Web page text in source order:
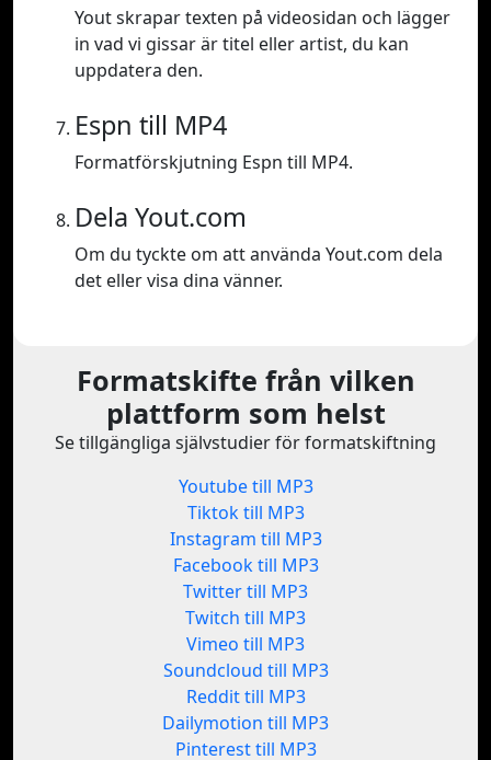
Yout skrapar texten på videosidan och lägger
in vad vi gissar är titel eller artist, du kan
uppdatera den.
Espn till MP4
Formatförskjutning Espn till MP4.
Dela Yout.com
Om du tyckte om att använda Yout.com dela
det eller visa dina vänner.
Formatskifte från vilken
plattform som helst
Se tillgängliga självstudier för formatskiftning
Youtube till MP3
Tiktok till MP3
Instagram till MP3
Facebook till MP3
Twitter till MP3
Twitch till MP3
Vimeo till MP3
Soundcloud till MP3
Reddit till MP3
Dailymotion till MP3
Pinterest till MP3